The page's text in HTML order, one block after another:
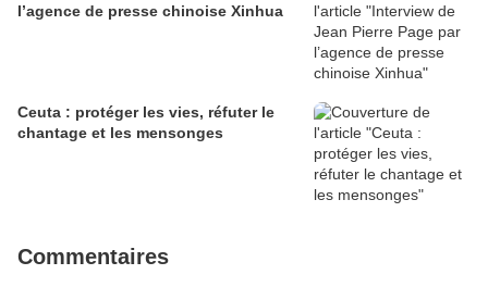
l’agence de presse chinoise Xinhua
Ceuta : protéger les vies, réfuter le
chantage et les mensonges
Commentaires